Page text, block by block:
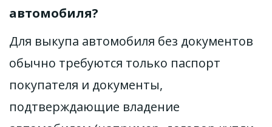
автомобиля?
Для выкупа автомобиля без документов
обычно требуются только паспорт
покупателя и документы,
подтверждающие владение